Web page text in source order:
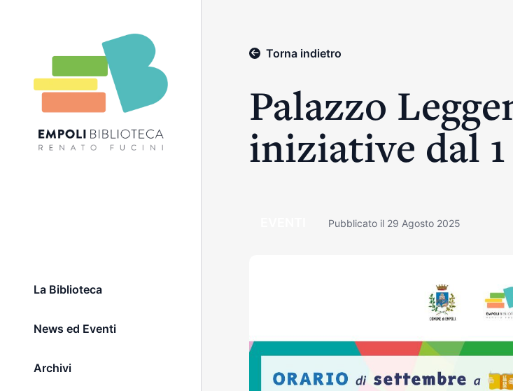
La Biblioteca
News ed Eventi
Archivi
Torna indietro
Palazzo
iniziative dal
Pubblicato il 29 Agosto 2025